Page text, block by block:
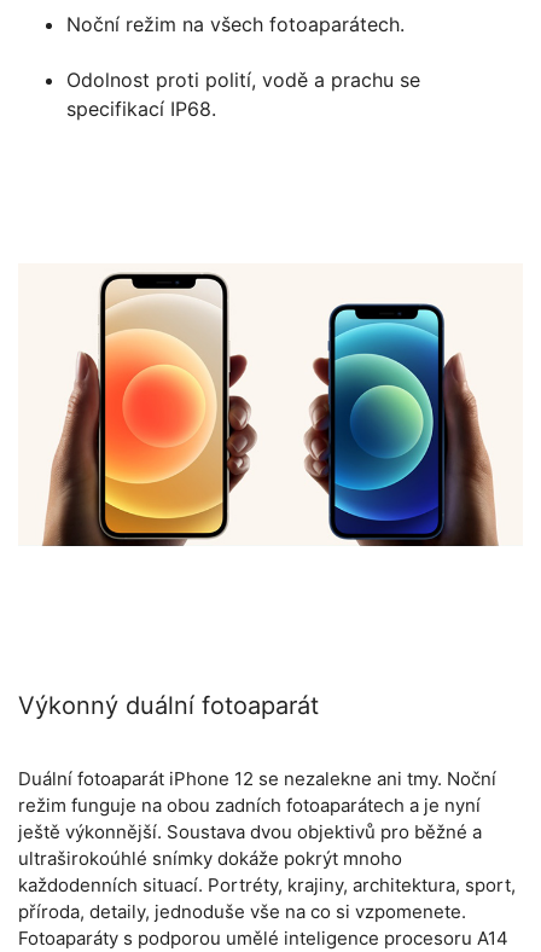
Noční režim na všech fotoaparátech.
Odolnost proti polití, vodě a prachu se
specifikací IP68.
Výkonný duální fotoaparát
Duální fotoaparát iPhone 12 se nezalekne ani tmy. Noční
režim funguje na obou zadních fotoaparátech a je nyní
ještě výkonnější. Soustava dvou objektivů pro běžné a
ultraširokoúhlé snímky dokáže pokrýt mnoho
každodenních situací. Portréty, krajiny, architektura, sport,
příroda, detaily, jednoduše vše na co si vzpomenete.
Fotoaparáty s podporou umělé inteligence procesoru A14